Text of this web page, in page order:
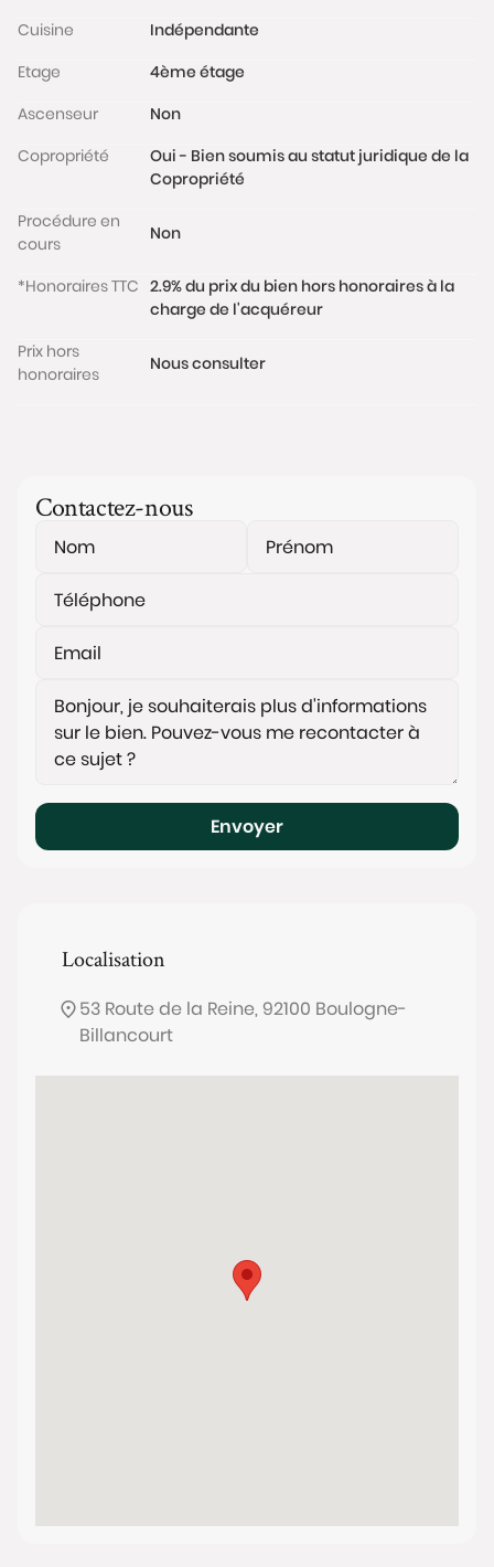
Cuisine
Indépendante
Etage
4ème étage
Ascenseur
Non
Copropriété
Oui - Bien soumis au statut juridique de la
Copropriété
Procédure en
cours
Non
*Honoraires TTC 2.9% du prix du bien hors honoraires à la
charge de l'acquéreur
Prix hors
honoraires
Nous consulter
Contactez-nous
Envoyer
Localisation
53 Route de la Reine, 92100 Boulogne-
Billancourt